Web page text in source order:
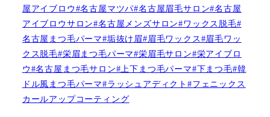
屋アイブロウ#名古屋マツパ#名古屋眉毛サロン#名古屋
アイブロウサロン#名古屋メンズサロン#ワックス脱毛#
名古屋まつ毛パーマ#垢抜け眉#眉毛ワックス#眉毛ワッ
クス脱毛#栄眉まつ毛パーマ#栄眉毛サロン#栄アイブロ
ウ#名古屋まつ毛サロン#上下まつ毛パーマ#下まつ毛#韓
ドル風まつ毛パーマ#ラッシュアディクト#フェニックス
カールアップコーティング